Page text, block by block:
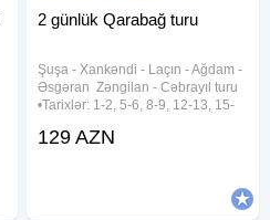
2 günlük Qarabağ turu
Şuşa ︎- Xankəndi ︎- Laçın ︎- Ağdam ︎-
Əsgəran ︎ Zəngilan ︎- Cəbrayıl turu
•Tarixlər: 1-2, 5-6, 8-9, 12-13, 15-
Avqust •Qiymətlər: ✓Laçında
129 AZN